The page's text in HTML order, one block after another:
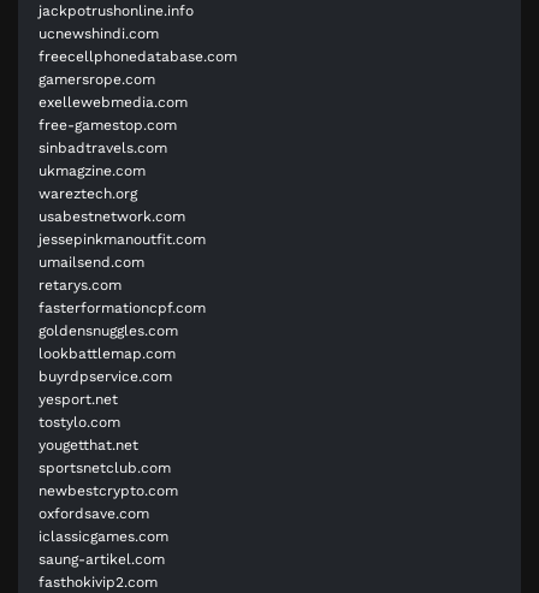
jackpotrushonline.info
ucnewshindi.com
freecellphonedatabase.com
gamersrope.com
exellewebmedia.com
free-gamestop.com
sinbadtravels.com
ukmagzine.com
wareztech.org
usabestnetwork.com
jessepinkmanoutfit.com
umailsend.com
retarys.com
fasterformationcpf.com
goldensnuggles.com
lookbattlemap.com
buyrdpservice.com
yesport.net
tostylo.com
yougetthat.net
sportsnetclub.com
newbestcrypto.com
oxfordsave.com
iclassicgames.com
saung-artikel.com
fasthokivip2.com